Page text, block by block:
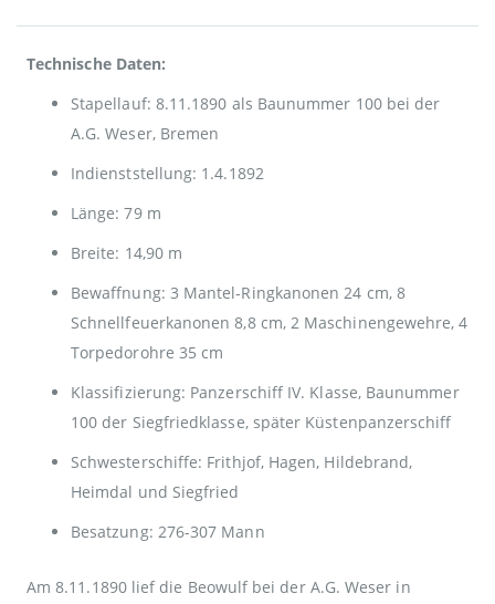
Technische Daten:
Stapellauf: 8.11.1890 als Baunummer 100 bei der
A.G. Weser, Bremen
Indienststellung: 1.4.1892
Länge: 79 m
Breite: 14,90 m
Bewaffnung: 3 Mantel-Ringkanonen 24 cm, 8
Schnellfeuerkanonen 8,8 cm, 2 Maschinengewehre, 4
Torpedorohre 35 cm
Klassifizierung: Panzerschiff IV. Klasse, Baunummer
100 der Siegfriedklasse, später Küstenpanzerschiff
Schwesterschiffe: Frithjof, Hagen, Hildebrand,
Heimdal und Siegfried
Besatzung: 276-307 Mann
Am 8.11.1890 lief die Beowulf bei der A.G. Weser in